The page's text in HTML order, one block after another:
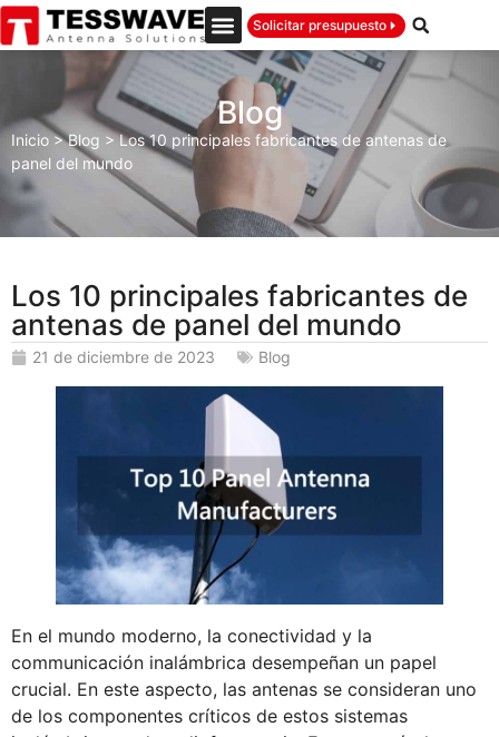
Solicitar presupuesto
Blog
Inicio>Blog >Los 10 principales fabricantes de antenas de
panel del mundo
Los 10 principales fabricantes de
antenas de panel del mundo
21 de diciembre de 2023 Blog
En el mundo moderno, la conectividad y la
communicación inalámbrica desempeñan un papel
crucial. En este aspecto, las antenas se consideran uno
de los componentes críticos de estos sistemas